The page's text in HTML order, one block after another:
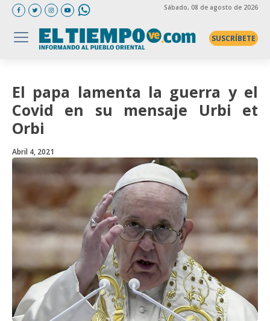
Sábado, 08 de agosto de 2026
SUSCRÍBETE
El papa lamenta la guerra y el
Covid en su mensaje Urbi et
Orbi
Abril 4, 2021